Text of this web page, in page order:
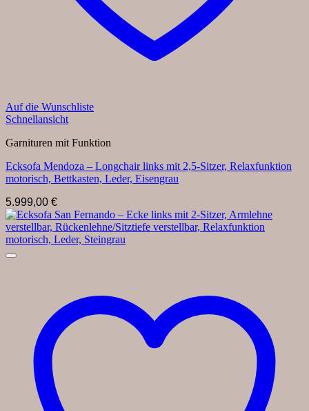
Auf die Wunschliste
Schnellansicht
Garnituren mit Funktion
Ecksofa Mendoza – Longchair links mit 2,5-Sitzer, Relaxfunktion
motorisch, Bettkasten, Leder, Eisengrau
5.999,00 €